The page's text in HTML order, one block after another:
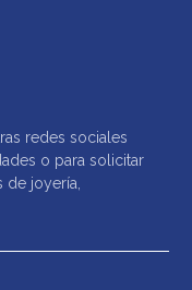
redes sociales
o para solicitar
joyería,